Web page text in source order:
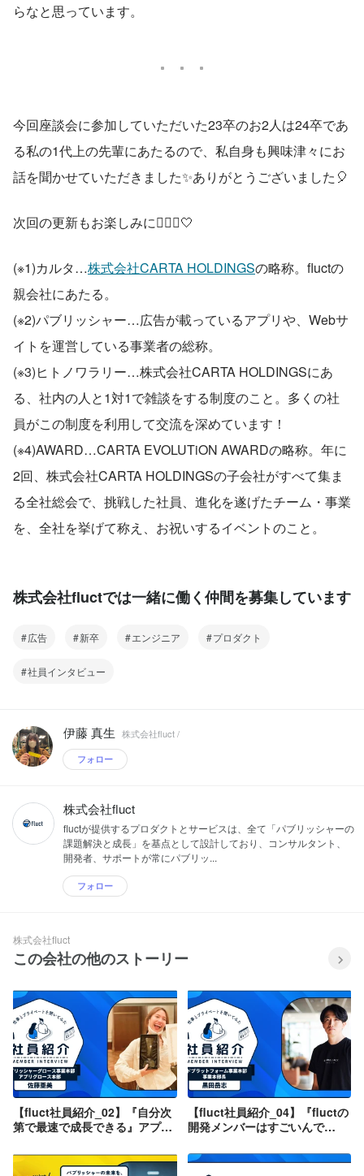
らなと思っています。
今回座談会に参加していただいた23卒のお2人は24卒であ
る私の1代上の先輩にあたるので、私自身も興味津々にお
話を聞かせていただきました✨ありがとうございました🎈
次回の更新もお楽しみに🧚🏻‍♀️🤍
(※1)カルタ…株式会社CARTA HOLDINGSの略称。fluctの
親会社にあたる。
(※2)パブリッシャー…広告が載っているアプリや、Webサ
イトを運営している事業者の総称。
(※3)ヒトノワラリー…株式会社CARTA HOLDINGSにあ
る、社内の人と1対1で雑談をする制度のこと。多くの社
員がこの制度を利用して交流を深めています！
(※4)AWARD…CARTA EVOLUTiON AWARDの略称。年に
2回、株式会社CARTA HOLDINGSの子会社がすべて集ま
る全社総会で、挑戦した社員、進化を遂げたチーム・事業
を、全社を挙げて称え、お祝いするイベントのこと。
株式会社fluctでは一緒に働く仲間を募集しています
広告 新卒 エンジニア プロダクト
社員インタビュー
伊藤 真生 株式会社fluct /
フォロー
株式会社fluct
fluctが提供するプロダクトとサービスは、全て「パブリッシャーの
課題解決と成長」を基点として設計しており、コンサルタント、
開発者、サポートが常にパブリッ...
フォロー
株式会社fluct
この会社の他のストーリー
【fluct社員紹介_02】『自分次
第で最速で成長できる』アプリ
ム！
【fluct社員紹介_04】『fluctの
開発メンバーはすごいんで
締役にインタビュー！